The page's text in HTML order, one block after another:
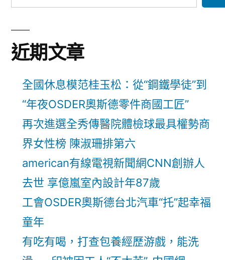
近期文章
全國休息模范桂玉松：從“鋼鐵學徒”到
“年夜OSDER奧斯德零件商國工匠”
再次進選全秀傳醫院體檢球最具權勢商
界女性榜 陳淑珊排第六
american有線電視新聞網CNN創辦人
去世 享億嵐室內設計年87歲
工會OSDER奧斯德台北汽車“托”起幸福
童年
有吃有喝，打查包養經歷游戲，能洗